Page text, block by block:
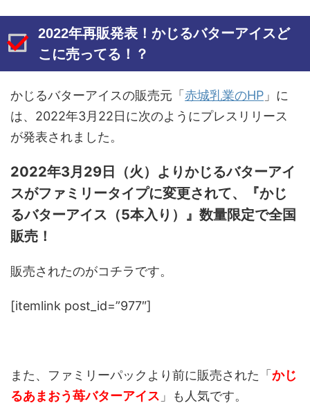
2022年再販発表！かじるバターアイスど
こに売ってる！？
かじるバターアイスの販売元「 赤城乳業のHP 」に
は、2022年3月22日に次のようにプレスリリース
が発表されました。
2022年3月29日（火）よりかじるバターアイ
スがファミリータイプに変更されて、『かじ
るバターアイス（5本入り）』数量限定で全国
販売！
販売されたのがコチラです。
[itemlink post_id=”977″]
また、ファミリーパックより前に販売された「 かじ
るあまおう苺バターアイス 」も人気です。